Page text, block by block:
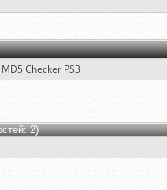
MD5 Checker PS3
2)